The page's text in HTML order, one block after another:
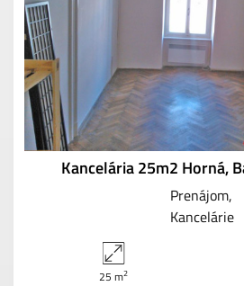
Kancelária 25m2 Horná,
Prenájom
Kancelárie
25 m2